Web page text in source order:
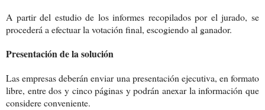
A partir del estudio de los informes recopilados por el jurado, se
procederá a efectuar la votación final, escogiendo al ganador.
Presentación de la solución
Las empresas deberán enviar una presentación ejecutiva, en formato
libre, entre dos y cinco páginas y podrán anexar la información que
considere conveniente.